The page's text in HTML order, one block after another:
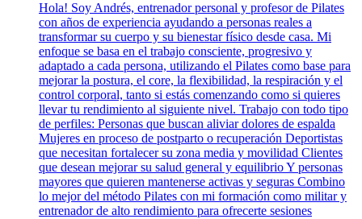
Hola! Soy Andrés, entrenador personal y profesor de Pilates
con años de experiencia ayudando a personas reales a
transformar su cuerpo y su bienestar físico desde casa. Mi
enfoque se basa en el trabajo consciente, progresivo y
adaptado a cada persona, utilizando el Pilates como base para
mejorar la postura, el core, la flexibilidad, la respiración y el
control corporal, tanto si estás comenzando como si quieres
llevar tu rendimiento al siguiente nivel. Trabajo con todo tipo
de perfiles: Personas que buscan aliviar dolores de espalda
Mujeres en proceso de postparto o recuperación Deportistas
que necesitan fortalecer su zona media y movilidad Clientes
que desean mejorar su salud general y equilibrio Y personas
mayores que quieren mantenerse activas y seguras Combino
lo mejor del método Pilates con mi formación como militar y
entrenador de alto rendimiento para ofrecerte sesiones